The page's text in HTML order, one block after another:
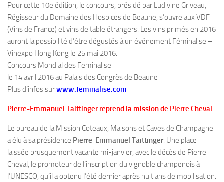
Pour cette 10e édition, le concours, présidé par Ludivine Griveau,
Régisseur du Domaine des Hospices de Beaune, s’ouvre aux VDF
(Vins de France) et vins de table étrangers. Les vins primés en 2016
auront la possibilité d’être dégustés à un événement Féminalise –
Vinexpo Hong Kong le 25 mai 2016.
Concours Mondial des Feminalise
le 14 avril 2016 au Palais des Congrès de Beaune
Plus d’infos surwww.feminalise.com
Pierre-Emmanuel Taittinger reprend la mission de Pierre Cheval
Le bureau de la Mission Coteaux, Maisons et Caves de Champagne
a élu à sa présidence Pierre-Emmanuel Taittinger. Une place
laissée brusquement vacante mi-janvier, avec le décès de Pierre
Cheval, le promoteur de l’inscription du vignoble champenois à
l’UNESCO, qu’il a obtenu l’été dernier après huit ans de mobilisation.